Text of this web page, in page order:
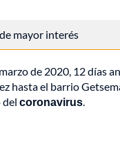
mayor interés
de 2020, 12 días
el barrio
del coronavirus.